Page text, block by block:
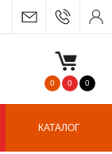
0 0 0
КАТАЛОГ